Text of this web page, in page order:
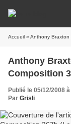
Accueil » Anthony Braxton
Anthony
Composition
Publié le 05/12/2008
Par Grisli